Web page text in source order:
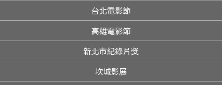
台北電影節
高雄電影節
新北市紀錄片獎
坎城影展